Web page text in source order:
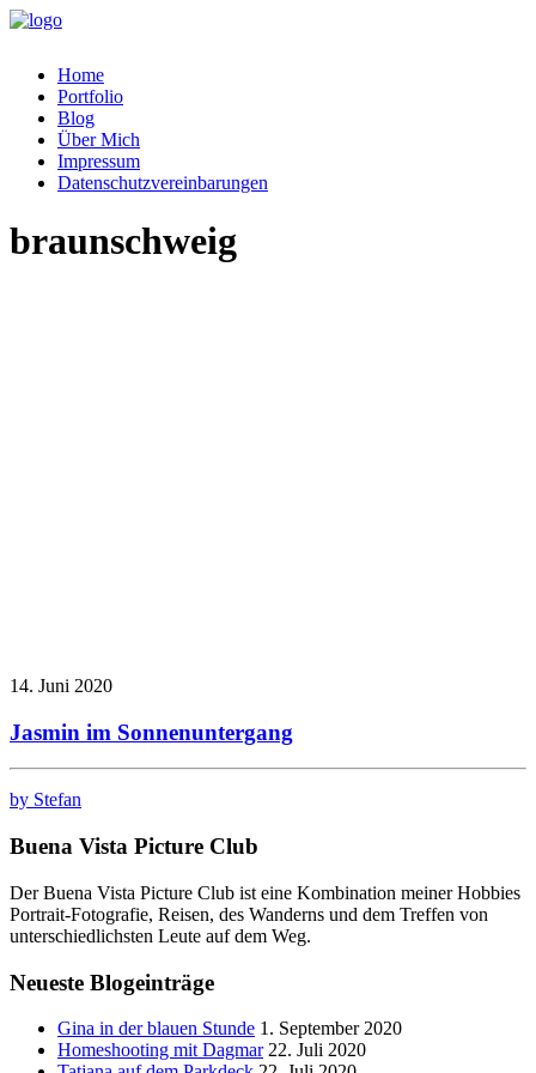
Home
Portfolio
Blog
Über Mich
Impressum
Datenschutzvereinbarungen
braunschweig
14. Juni 2020
Jasmin im Sonnenuntergang
by Stefan
Buena Vista Picture Club
Der Buena Vista Picture Club ist eine Kombination meiner Hobbies
Portrait-Fotografie, Reisen, des Wanderns und dem Treffen von
unterschiedlichsten Leute auf dem Weg.
Neueste Blogeinträge
Gina in der blauen Stunde 1. September 2020
Homeshooting mit Dagmar 22. Juli 2020